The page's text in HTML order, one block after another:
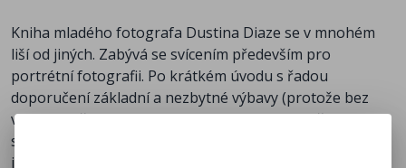
barevné gely apod. Žádné povídání nebo vysvětlování
co, proč a jak. Vše je velmi jednoduché: na obrázku
scény vidíte, kde stál např. stojan s 1x SB-900 a
deštníkem, kde byla odrazná deska, a stručné popisky
uvádí nastavení jak světel, tak i parametrů expozice na
Kniha mladého fotografa Dustina Diaze se v mnohém
liší od jiných. Zabývá se svícením především pro
portrétní fotografii. Po krátkém úvodu s řadou
doporučení základní a nezbytné výbavy (protože bez
výbavy se žádné svícení konat nebude) vám předvede 50
snímků a ukáže, jakým způsobem byly nasvíceny. Na
jedné straně v knize je výsledný snímek a na druhé je